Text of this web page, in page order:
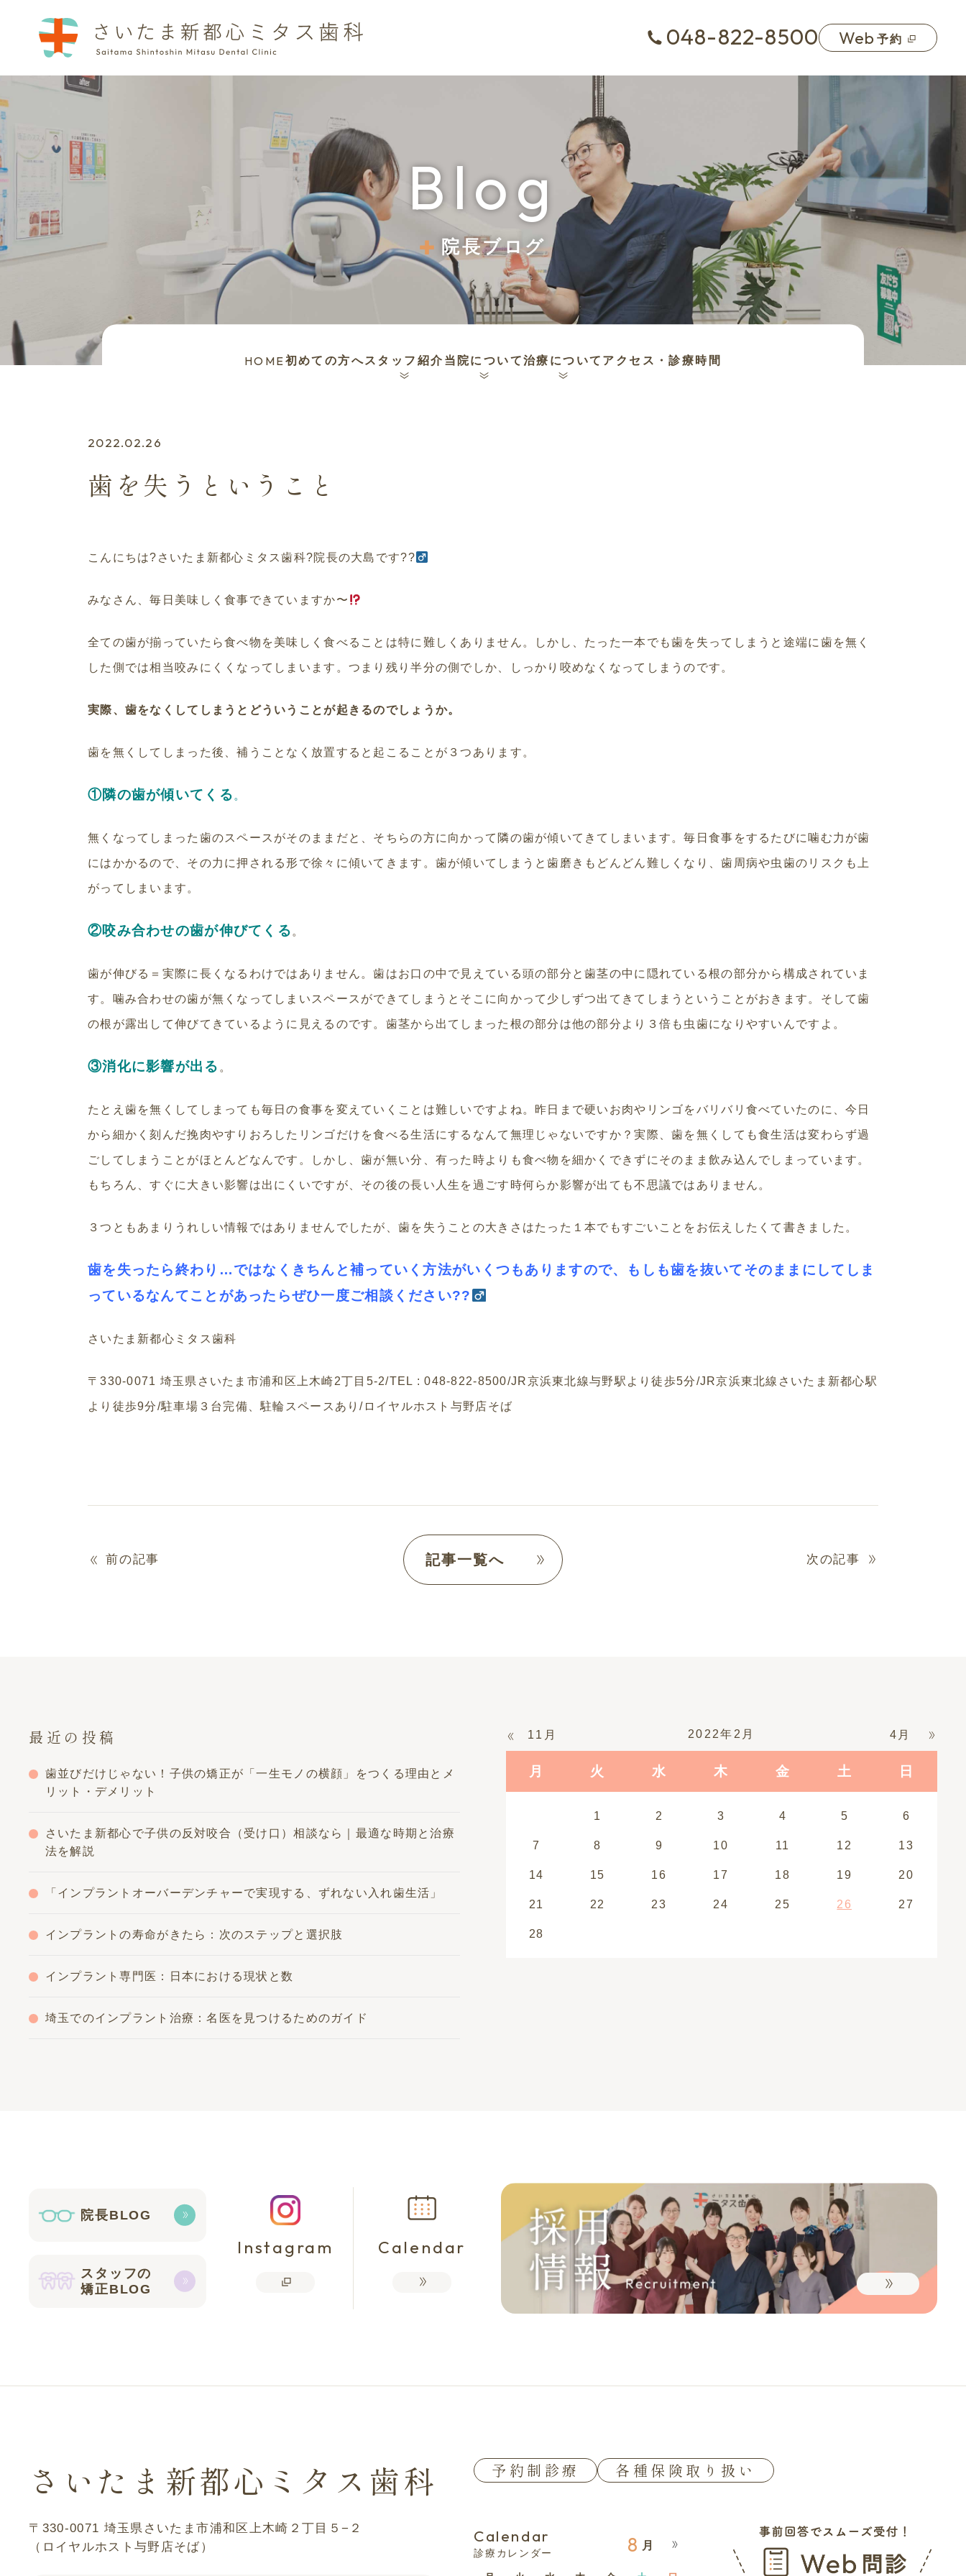
048-822-8500 Web 予約
Blog
院長ブログ
HOME初めての方へスタッフ紹介 当院について治療について アクセス・診療時間
2022.02.26
歯を失うということ
こんにちは?さいたま新都心ミタス歯科?院長の大島です??‍
みなさん、毎日美味しく食事できていますか〜
全ての歯が揃っていたら食べ物を美味しく食べることは特に難しくありません。しかし、たった一本でも歯を失ってしまうと途端に歯を無く
した側では相当咬みにくくなってしまいます。つまり残り半分の側でしか、しっかり咬めなくなってしまうのです。
実際、歯をなくしてしまうとどういうことが起きるのでしょうか。
歯を無くしてしまった後、補うことなく放置すると起こることが３つあります。
①隣の歯が傾いてくる。
無くなってしまった歯のスペースがそのままだと、そちらの方に向かって隣の歯が傾いてきてしまいます。毎日食事をするたびに噛む力が歯
にはかかるので、その力に押される形で徐々に傾いてきます。歯が傾いてしまうと歯磨きもどんどん難しくなり、歯周病や虫歯のリスクも上
がってしまいます。
②咬み合わせの歯が伸びてくる。
歯が伸びる＝実際に長くなるわけではありません。歯はお口の中で見えている頭の部分と歯茎の中に隠れている根の部分から構成されていま
す。噛み合わせの歯が無くなってしまいスペースができてしまうとそこに向かって少しずつ出てきてしまうということがおきます。そして歯
の根が露出して伸びてきているように見えるのです。歯茎から出てしまった根の部分は他の部分より３倍も虫歯になりやすいんですよ。
③消化に影響が出る 。
たとえ歯を無くしてしまっても毎日の食事を変えていくことは難しいですよね。昨日まで硬いお肉やリンゴをバリバリ食べていたのに、今日
から細かく刻んだ挽肉やすりおろしたリンゴだけを食べる生活にするなんて無理じゃないですか？実際、歯を無くしても食生活は変わらず過
ごしてしまうことがほとんどなんです。しかし、歯が無い分、有った時よりも食べ物を細かくできずにそのまま飲み込んでしまっています。
もちろん、すぐに大きい影響は出にくいですが、その後の長い人生を過ごす時何らか影響が出ても不思議ではありません。
３つともあまりうれしい情報ではありませんでしたが、歯を失うことの大きさはたった１本でもすごいことをお伝えしたくて書きました。
歯を失ったら終わり…ではなくきちんと補っていく方法がいくつもありますので、もしも歯を抜いてそのままにしてしま
っているなんてことがあったらぜひ一度ご相談ください??‍
さいたま新都心ミタス歯科
〒330-0071 埼玉県さいたま市浦和区上木崎2丁目 5-2/TEL : 048-822-8500/JR京浜東北線与野駅より徒歩5分/JR京浜東北線さいたま新都心駅
より徒歩9分/駐車場３台完備、駐輪スペースあり/ ロイヤルホスト与野店そば
前の記事 記事一覧へ 次の記事
最近の投稿
歯並びだけじゃない！子供の矯正が「一生モノの横顔」をつくる理由とメ
リット・デメリット
さいたま新都心で子供の反対咬合（受け口）相談なら｜最適な時期と治療
法を解説
「インプラントオーバーデンチャーで実現する、ずれない入れ歯生活」
インプラントの寿命がきたら：次のステップと選択肢
インプラント専門医：日本における現状と数
埼玉でのインプラント治療：名医を見つけるためのガイド
2022年2月
月 火 水 木 金 土 日
11月 4月
1 2 3 4 5 6
7 8 9 10 11 12 13
14 15 16 17 18 19 20
21 22 23 24 25 26 27
28
院長BLOG
スタッフの
矯正BLOG
Instagram Calendar
さいたま新都心ミタス歯科
〒330-0071 埼玉県さいたま市浦和区上木崎２丁目５−２
（ロイヤルホスト与野店そば）
予約制診療 各種保険取り扱い
Calendar
診療カレンダー 8